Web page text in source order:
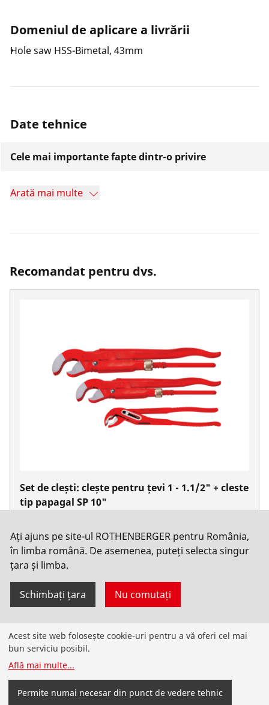
Domeniul de aplicare a livrării
Hole saw HSS-Bimetal, 43mm
Date tehnice
Cele mai importante fapte dintr-o privire
Arată mai multe
Recomandat pentru dvs.
Set de clești: clește pentru țevi 1 - 1.1/2" + cleste
tip papagal SP 10"
Ați ajuns pe site-ul ROTHENBERGER pentru România,
în limba română. De asemenea, puteți selecta singur
țara și limba.
Schimbați țara Nu comutați
Produse
Instalare
Service și întreținere
Acest site web folosește cookie-uri pentru a vă oferi cel mai
bun serviciu posibil.
Află mai multe...
Permite numai necesar din punct de vedere tehnic